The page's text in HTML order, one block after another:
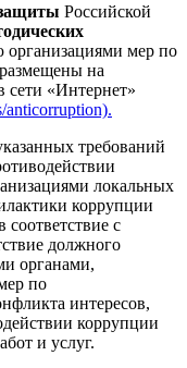
Российской
организациями мер по
на
сети «Интернет»
anticorruption).
требований
локальных
коррупции
с
должного
органами,
по
интересов,
коррупции
и услуг.